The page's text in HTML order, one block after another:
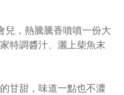
，熱騰騰香噴噴一份大
特調醬汁、灑上柴魚末
甘甜，味道一點也不濃